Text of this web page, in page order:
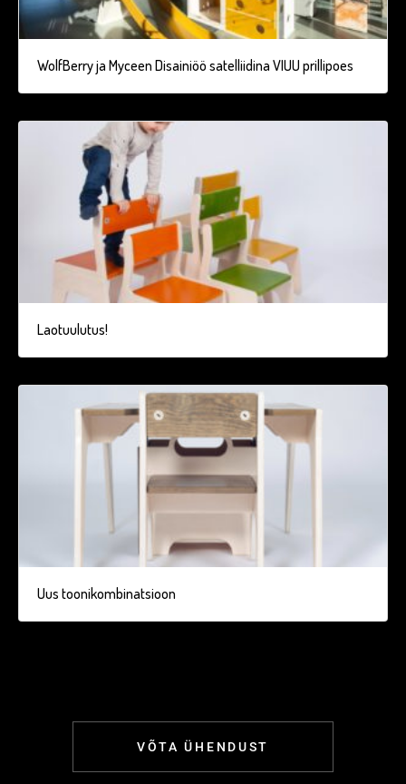
WolfBerry ja Myceen Disainiöö satelliidina VIUU prillipoes
Laotuulutus!
Uus toonikombinatsioon
VÕTA ÜHENDUST